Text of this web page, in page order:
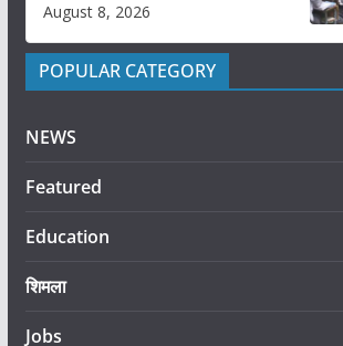
August 8, 2026
POPULAR CATEGORY
NEWS
Featured
Education
शिमला
Jobs